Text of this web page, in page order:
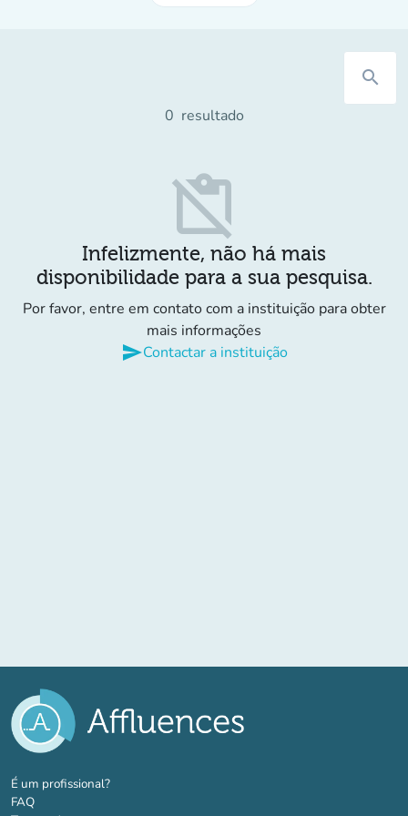
search
0 resultado
content_paste_off
Infelizmente, não há mais
disponibilidade para a sua pesquisa.
Por favor, entre em contato com a instituição para obter
mais informações
sendContactar a instituição
É um profissional?(novo separador)
FAQ